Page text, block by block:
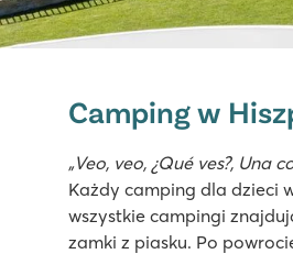
Hiszpania - - Costa Dorada -
★
Fantastyczny kompleks
Domy mobilne znajdują się
Camping w
„Veo, veo, ¿Qué ves?, Una
Każdy camping dla dzieci
wszystkie campingi
zamki z piasku. Po